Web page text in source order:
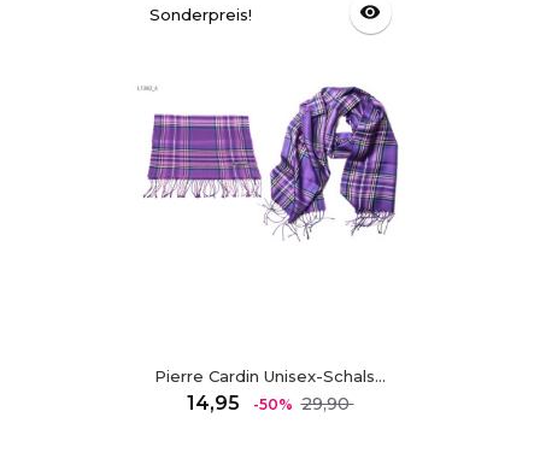
Sonderpreis! visibility
Pierre Cardin Unisex-Schals...
14,95
Regulärer
-50% 29,90Preis